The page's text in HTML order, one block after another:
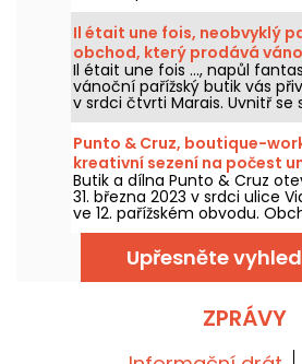
srpnovými vlogy, nákupy,
pochoutkami a odpočinkem,
Nostalgie.
Il était une fois, neobvyklý
obchod, který prodává
celý rok!
Il était une fois ..., napůl
vánoční pařížský butik vás
v srdci čtvrti Marais. Uvnitř se
figurky skřítků se Santa
ve velkorysé hojnosti
zázraků.
Punto & Cruz, boutique-
kreativní sezení na počest
Butik a dílna Punto & Cruz
31. března 2023 v srdci ulice
ve 12. pařížském obvodu.
bude věnovat výhradně
míru, bude nabízet také
v nichž se návštěvníci naučí,
vlastní pár tenisek!
Upřesněte
ZPRÁVY